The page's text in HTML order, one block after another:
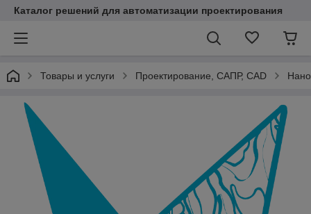
Каталог решений для автоматизации проектирования
Товары и услуги Проектирование, САПР, CAD